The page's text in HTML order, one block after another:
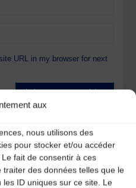
aux
nous utilisons des
pour stocker et/ou accéder
fait de consentir à ces
des données telles que le
ID uniques sur ce site. Le
URL in my browser for next
les indésirables.